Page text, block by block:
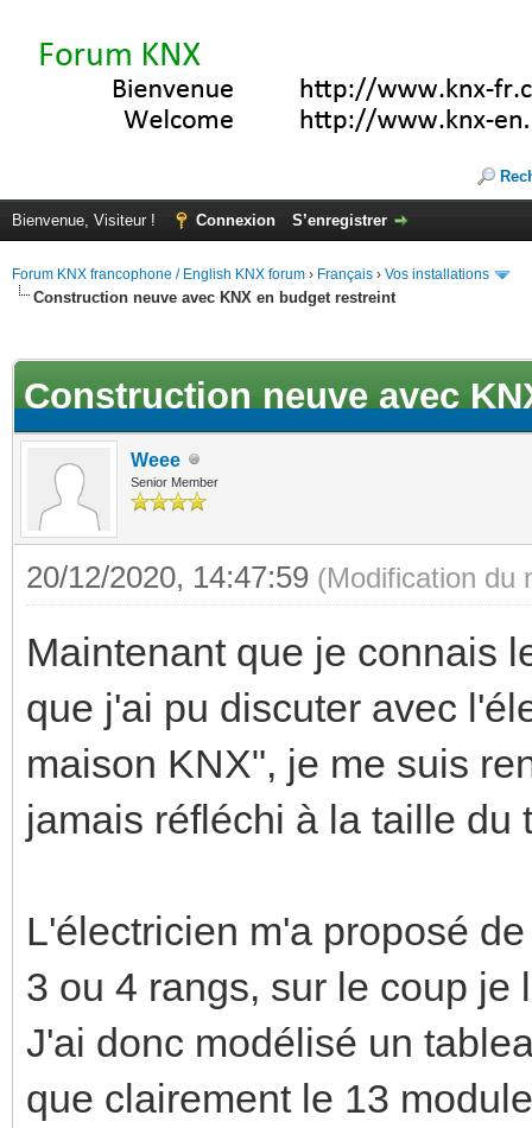
Bienvenue, Visiteur ! Connexion S’enregistrer
Forum KNX francophone / English KNX forum › Français › Vos installations
Construction neuve avec KNX en budget restreint
Construction neuve avec
Weee
Senior Member
20/12/2020, 14:47:59 (Modification du
Maintenant que je connais
que j'ai pu discuter avec
maison KNX", je me suis
jamais réfléchi à la taille du
L'électricien m'a proposé
3 ou 4 rangs, sur le coup
J'ai donc modélisé un
que clairement le 13